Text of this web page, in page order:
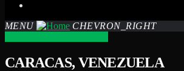
MENU
CHEVRON_RIGHT
CARACAS, VENEZUELA